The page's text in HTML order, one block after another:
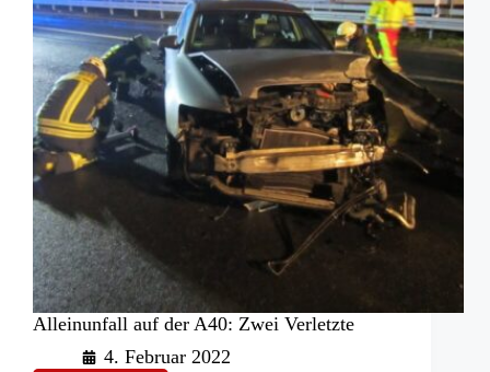
Alleinunfall auf der A40: Zwei Verletzte
4. Februar 2022